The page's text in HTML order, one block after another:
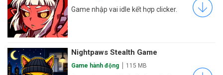
Game nhập vai idle kết hợp clicker.
Nightpaws Stealth Game
Game hành động 115 MB